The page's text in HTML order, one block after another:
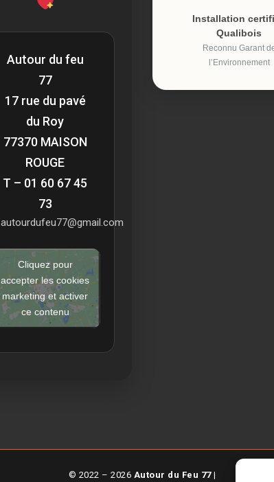
Autour du feu
77
17 rue du pavé
du Roy
77370 MAISON
ROUGE
T – 01 60 67 45
73
autourdufeu77@gmail.com
Cliquez pour
accepter les cookies
marketing et activer
ce contenu
Installation
Qualibois
Reconnu Garant
l’Environnement
© 2022 – 2026 Autour du Feu 77|